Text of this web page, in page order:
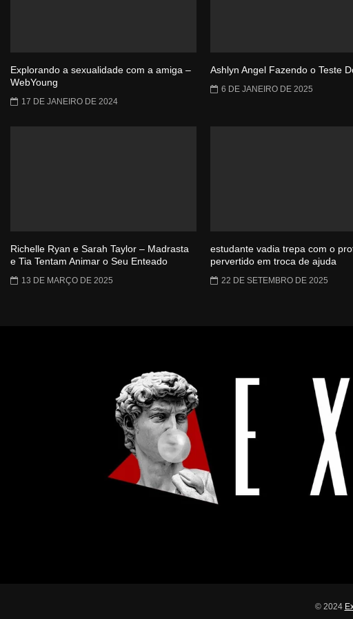
Explorando a sexualidade com a amiga –
WebYoung
17 DE JANEIRO DE 2024
Ashlyn Angel Fazendo o Teste
6 DE JANEIRO DE 2025
Richelle Ryan e Sarah Taylor – Madrasta
e Tia Tentam Animar o Seu Enteado
13 DE MARÇO DE 2025
estudante vadia trepa com o
pervertido em troca de ajuda
22 DE SETEMBRO DE 2025
© 2024